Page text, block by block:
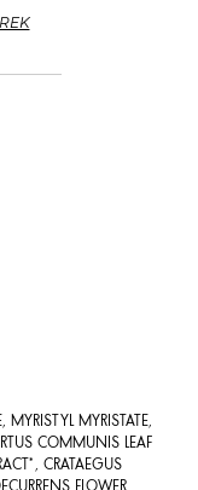
MYRISTYL MYRISTATE,
COMMUNIS LEAF
CRATAEGUS